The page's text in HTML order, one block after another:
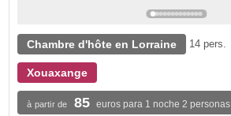
Chambre d'hôte en Lorraine 14 pers.
Xouaxange
à partir de 85 euros para 1 noche 2 personas